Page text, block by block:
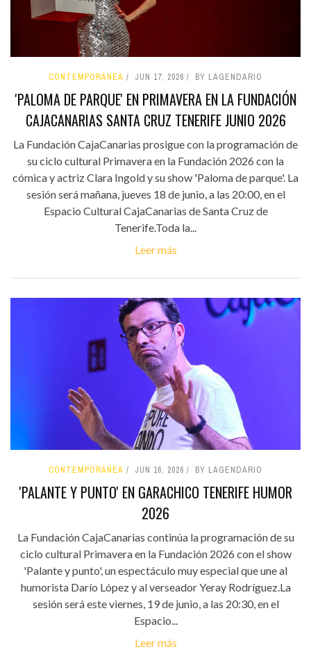
CONTEMPORÁNEA JUN 17, 2026 BY LAGENDARIO
'PALOMA DE PARQUE' EN PRIMAVERA EN LA FUNDACIÓN
CAJACANARIAS SANTA CRUZ TENERIFE JUNIO 2026
La Fundación CajaCanarias prosigue con la programación de
su ciclo cultural Primavera en la Fundación 2026 con la
cómica y actriz Clara Ingold y su show 'Paloma de parque'. La
sesión será mañana, jueves 18 de junio, a las 20:00, en el
Espacio Cultural CajaCanarias de Santa Cruz de
Tenerife.Toda la...
Leer más
CONTEMPORÁNEA JUN 16, 2026 BY LAGENDARIO
'PALANTE Y PUNTO' EN GARACHICO TENERIFE HUMOR
2026
La Fundación CajaCanarias continúa la programación de su
ciclo cultural Primavera en la Fundación 2026 con el show
'Palante y punto', un espectáculo muy especial que une al
humorista Darío López y al verseador Yeray Rodríguez.La
sesión será este viernes, 19 de junio, a las 20:30, en el
Espacio...
Leer más